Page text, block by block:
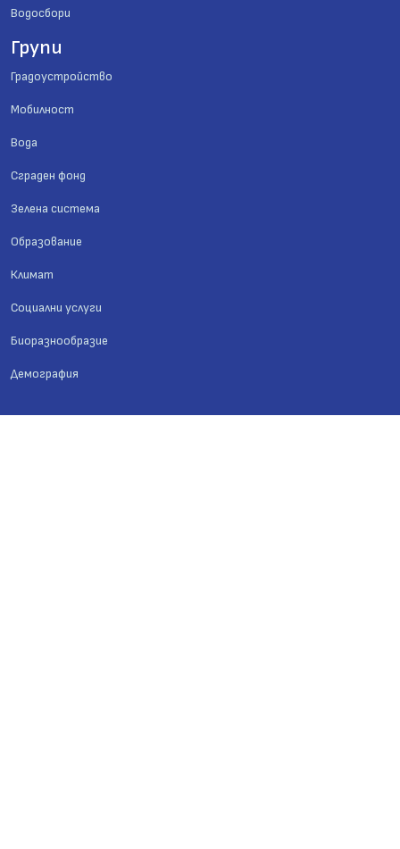
Водосбори
Групи
Градоустройство
Мобилност
Вода
Сграден фонд
Зелена система
Образование
Климат
Социални услуги
Биоразнообразие
Демография